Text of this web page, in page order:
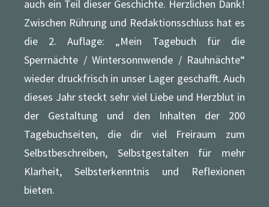
auch ein Teil dieser Geschichte. Herzlichen Dank!
Zwischen Rührung und Redaktionsschluss hat es
die 2. Auflage: „Mein Tagebuch für die
Sperrnächte / Wintersonnwende / Rauhnächte“
wieder druckfrisch in unser Lager geschafft. Auch
dieses Jahr steckt sehr viel Liebe und Herzblut in
der Gestaltung und den Inhalten der 200
Tagebuchseiten, die dir viel Freiraum zum
Selbstbeschreiben, Selbstgestalten für mehr
Klarheit, Selbsterkenntnis und Reflexionen
bieten.